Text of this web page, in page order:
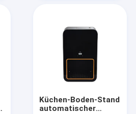
Küchen-Boden-Stand
automatischer